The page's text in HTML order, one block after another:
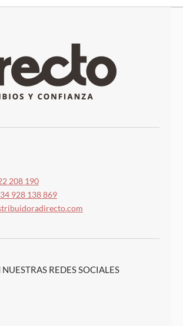
208 190
928 138 869
REDES SOCIALES